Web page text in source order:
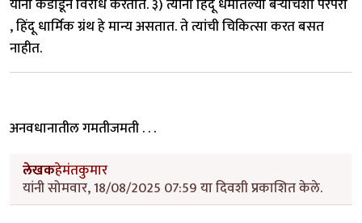
यांना कडाडून विरोध करतात. ३) त्यांना हिंदू धर्मातल्या बऱ्याचशा परंपरा
, हिंदू धार्मिक ग्रंथ हे मान्य असतात. ते त्यांची चिकित्सा करत बसत
नाहीत.
अनवधानातील गमतीजमती . . .
लेखकहेमंतकुमार
यांनी सोमवार, 18/08/2025 07:59 या दिवशी प्रकाशित केले.